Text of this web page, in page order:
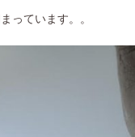
っています。。